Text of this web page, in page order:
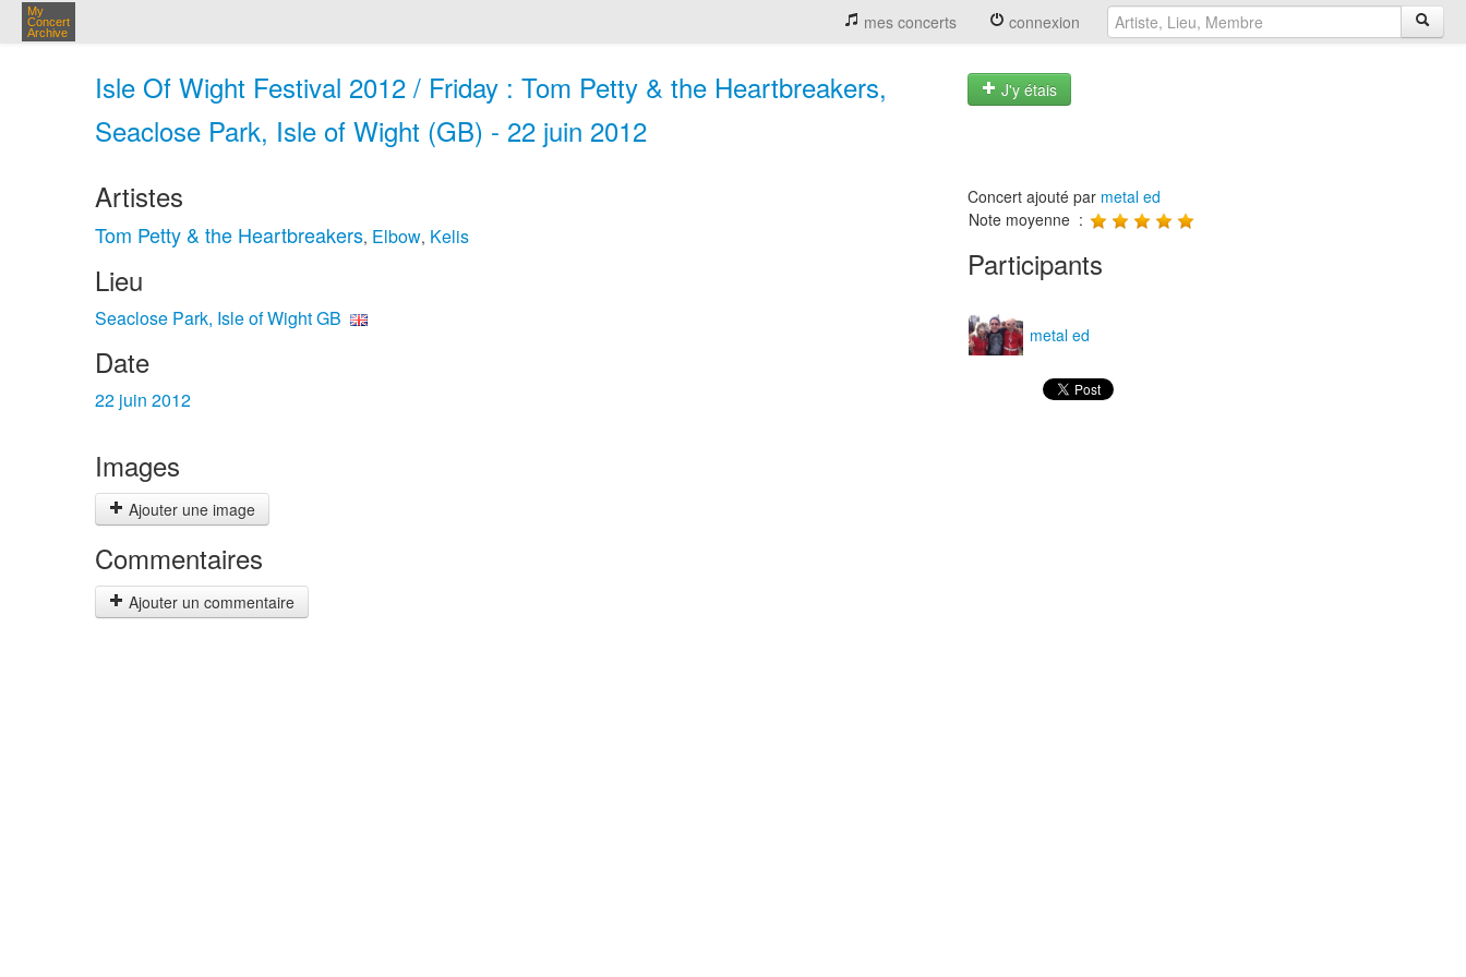
My
Concert
Archive
mes concerts connexion
Isle Of Wight Festival 2012 / Friday : Tom Petty & the Heartbreakers,
Seaclose Park, Isle of Wight (GB) - 22 juin 2012
J'y étais
Artistes
Tom Petty & the Heartbreakers, Elbow, Kelis
Lieu
Seaclose Park, Isle of Wight GB
Date
22 juin 2012
Images
Ajouter une image
Commentaires
Ajouter un commentaire
Concert ajouté par metal ed
Note moyenne :
Participants
metal ed